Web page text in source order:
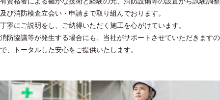
及び消防検査立会い・申請まで取り組んでおります。
丁寧にご説明をし、ご納得いただく施工を心がけています。
消防協議等が発生する場合にも、当社がサポートさせていただきますの
で、トータルした安心をご提供いたします。